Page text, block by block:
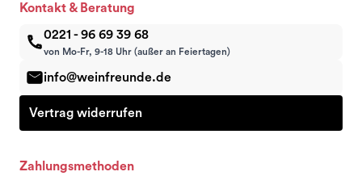
Kontakt & Beratung
0221 - 96 69 39 68
von Mo-Fr, 9-18 Uhr (außer an Feiertagen)
info@weinfreunde.de
Vertrag widerrufen
Zahlungsmethoden